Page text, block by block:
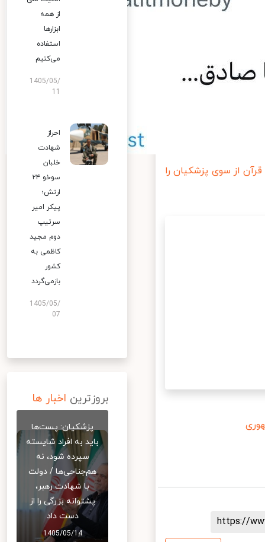
از سوی پزشکیان را
https://
از همه
ابزارها
استفاده
می‌کنیم
1405/05/
احراز
شهادت
خلبان
سوخو ۲۴
ارتش؛
پیکر امیر
سرتیپ
دوم مجید
کاظمی به
کشور
بازمی‌گردد
1405/05/
07
بروزترین اخبار ها
پزشکیان: پست‌ها
باید به افراد شایسته
سپرده شود، نه
هم‌جناحی‌ها / دولت
با شهادت رهبر،
پشتوانه بزرگی را از
دست داد
1405/05/14